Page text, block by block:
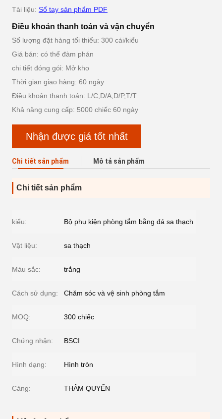
Tài liệu: Sổ tay sản phẩm PDF
Điều khoản thanh toán và vận chuyển
Số lượng đặt hàng tối thiểu: 300 cái/kiểu
Giá bán: có thể đàm phán
chi tiết đóng gói: Mở kho
Thời gian giao hàng: 60 ngày
Điều khoản thanh toán: L/C,D/A,D/P,T/T
Khả năng cung cấp: 5000 chiếc 60 ngày
Nhận được giá tốt nhất
Chi tiết sản phẩm Mô tả sản phẩm
Chi tiết sản phẩm
kiểu: Bộ phụ kiện phòng tắm bằng đá sa thạch
Vật liệu: sa thạch
Màu sắc: trắng
Cách sử dụng: Chăm sóc và vệ sinh phòng tắm
MOQ: 300 chiếc
Chứng nhận: BSCI
Hình dạng: Hình tròn
Cảng: THÂM QUYẾN